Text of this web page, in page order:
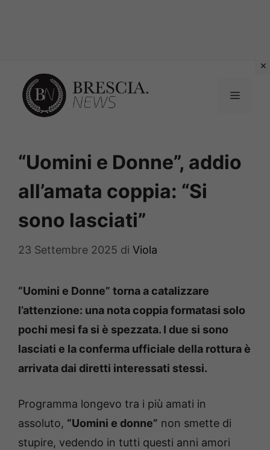
contenuto
MENU
“Uomini e Donne”, addio
all’amata coppia: “Si
sono lasciati”
23 Settembre 2025 di Viola
“Uomini e Donne” torna a catalizzare
l’attenzione: una nota coppia formatasi solo
pochi mesi fa si è spezzata. I due si sono
lasciati e la conferma ufficiale della rottura è
arrivata dai diretti interessati stessi.
Programma longevo tra i più amati in
assoluto, “Uomini e donne” non smette di
stupire, vedendo in tutti questi anni amori